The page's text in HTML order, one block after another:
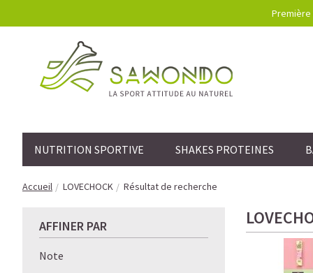
Première
NUTRITION SPORTIVE SHAKES PROTEINES
Accueil LOVECHOCK Résultat de recherche
AFFINER PAR
Note